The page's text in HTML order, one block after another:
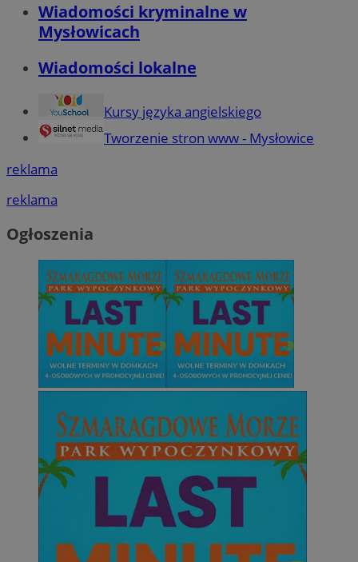
Wiadomości kryminalne w
Mysłowicach
Wiadomości lokalne
Kursy języka angielskiego
Tworzenie stron www - Mysłowice
reklama
reklama
Ogłoszenia